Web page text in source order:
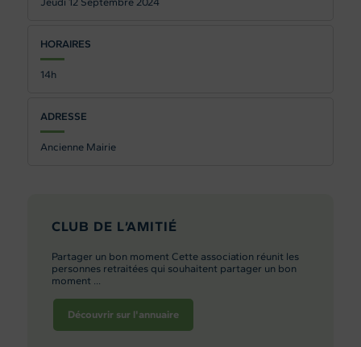
HORAIRES
14h
ADRESSE
Ancienne Mairie
CLUB DE L’AMITIÉ
Partager un bon moment Cette association réunit les
personnes retraitées qui souhaitent partager un bon
moment ...
Découvrir sur l'annuaire